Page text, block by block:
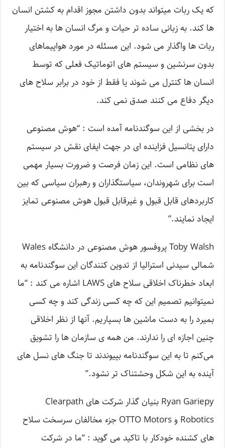
که یک ربات میتواند بدون داشتن مجوز اقدام به کشتن انسان
ها کند. به زبانی ساده تر حیات و مرگ انسان ها به اختیار
ربات ها واگذار می شود. این مسئله در مورد هواپیماهای
بدون سرنشین و سیستم های اتوماتیک فعلی که توسط
انسان ها کنترل می شوند یا فقط از خود در برابر سلاح های
دیگر دفاع می کنند صدق نمی کند.
در بخشی از این سوگندنامه آمده است : “هوش مصنوعی
دارای پتانسیل فزاینده ای در جهت ایفای نقش در سیستم
های نظامی است. این زمان فرصت و ضرورت بسیار مهمی
است برای شهروندان، سیاستگذاران و رهبران سیاسی که بین
کاربردهای قابل قبول و غیرقابل قبول هوش مصنوعی تمایز
ایجاد نمایند.”
Toby Walsh پروفسور هوش مصنوعی در دانشگاه Wales
شمالی سیدنی استرالیا از تدوین کنندگان این سوگندنامه به
ابعاد خطرناک اخلاقی سلاح های LAWS اشاره می کند : “ما
نمیتوانیم تصمیم این که چه کسی زندگی کند و چه کسی
بمیرد را به دست ماشین ها بسپاریم. آنها از نظر اخلاقی
چنین اجازه ای را ندارند. من همه ی سازمان ها را تشویق
می‌کنم تا به این سوگندنامه بپیوندند تا جنگ های نسل های
آینده به این شکل وحشتناک تر نشود.”
Ryan Gariepy بنیان گذار شرکت های Clearpath
Robotics و OTTO Motors جزء مخالفان سرسخت سلاح
های کشنده خودکار با تاکید می گوید : “ما در شرکت